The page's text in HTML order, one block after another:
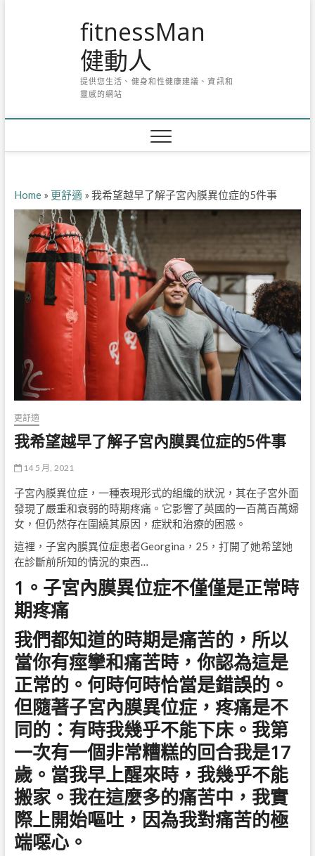
fitnessMan
健動人
提供您生活、健身和性健康建議、資訊和
靈感的網站
Home» 更舒適» 我希望越早了解子宮內膜異位症的5件事
更舒適
我希望越早了解子宮內膜異位症的5件事
14 5 月, 2021
子宮內膜異位症，一種表現形式的組織的狀況，其在子宮外面
發現了嚴重和衰弱的時期疼痛。它影響了英國的一百萬百萬婦
女，但仍然存在圍繞其原因，症狀和治療的困惑。
這裡，子宮內膜異位症患者Georgina，25，打開了她希望她
在診斷前所知的情況的東西…
1。子宮內膜異位症不僅僅是正常時
期疼痛
我們都知道的時期是痛苦的，所以
當你有痙攣和痛苦時，你認為這是
正常的。何時何時恰當是錯誤的。
但隨著子宮內膜異位症，疼痛是不
同的：有時我幾乎不能下床。我第
一次有一個非常糟糕的回合我是17
歲。當我早上醒來時，我幾乎不能
搬家。我在這麼多的痛苦中，我實
際上開始嘔吐，因為我對痛苦的極
端噁心。